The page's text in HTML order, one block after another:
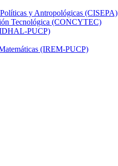
y Antropológicas (CISEPA)
Tecnológica (CONCYTEC)
PUCP)
(IREM-PUCP)